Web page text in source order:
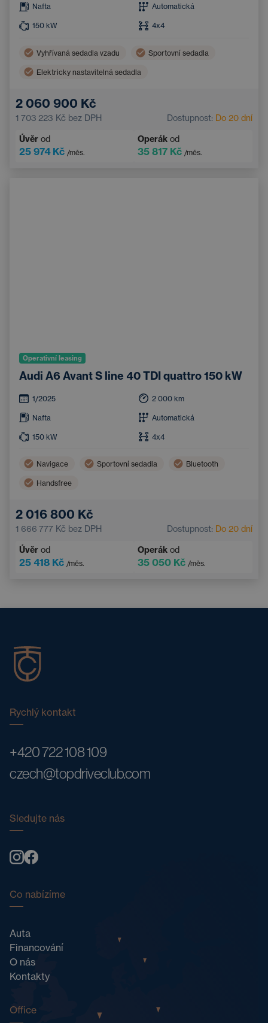
Nafta Automatická
150 kW 4x4
Vyhřívaná sedadla vzadu Sportovní sedadla
Elektricky nastavitelná sedadla
2 060 900 Kč
1 703 223 Kč bez DPH Dostupnost: Do 20 dní
Úvěr od
25 974 Kč /měs.
Operák od
35 817 Kč /měs.
Operativní leasing
Audi A6 Avant S line 40 TDI quattro 150 kW
1/2025 2 000 km
Nafta Automatická
150 kW 4x4
Navigace Sportovní sedadla Bluetooth
Handsfree
2 016 800 Kč
1 666 777 Kč bez DPH Dostupnost: Do 20 dní
Úvěr od
25 418 Kč /měs.
Operák od
35 050 Kč /měs.
Rychlý kontakt
+420 722 108 109
czech@topdriveclub.com
Sledujte nás
Co nabízíme
Auta
Financování
O nás
Kontakty
Office